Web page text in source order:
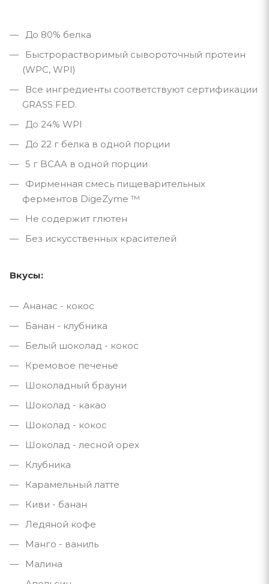
До 80% белка
Быстрорастворимый сывороточный протеин
(WPC, WPI)
Все ингредиенты соответствуют сертификации
GRASS FED.
До 24% WPI
До 22 г белка в одной порции
5 г BCAA в одной порции
Фирменная смесь пищеварительных
ферментов DigeZyme ™
Не содержит глютен
Без искусственных красителей
Вкусы:
Ананас - кокос
Банан - клубника
Белый шоколад - кокос
Кремовое печенье
Шоколадный брауни
Шоколад - какао
Шоколад - кокос
Шоколад - лесной орех
Клубника
Карамельный латте
Киви - банан
Ледяной кофе
Манго - ваниль
Малина